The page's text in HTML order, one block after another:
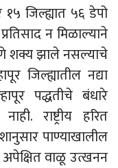
जिल्ह्यात ५६ डेपो
न मिळाल्याने
शक्य झाले नसल्याचे
जिल्ह्यातील नद्या
पद्धतीचे बंधारे
राष्ट्रीय हरित
पाण्याखालील
वाळू उत्खनन